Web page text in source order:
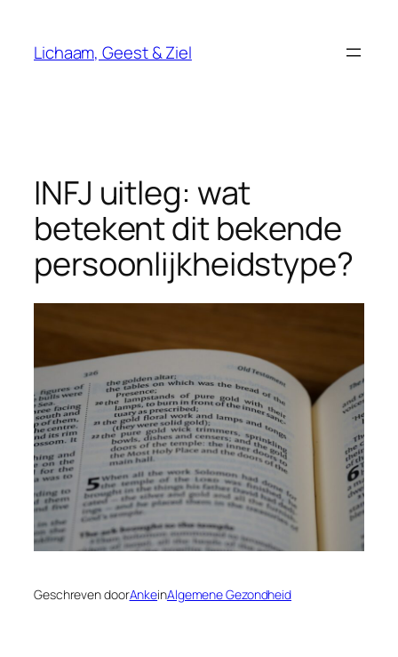
Lichaam, Geest & Ziel
INFJ uitleg: wat
betekent dit bekende
persoonlijkheidstype?
Geschreven doorAnkeinAlgemene Gezondheid